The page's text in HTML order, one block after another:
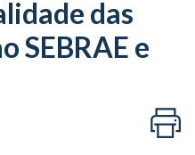
das
SEBRAE e